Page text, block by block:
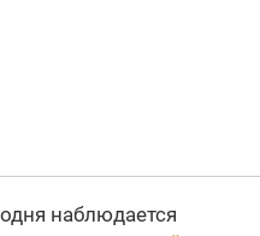
наблюдается